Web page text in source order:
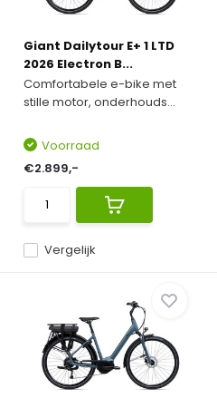
Giant Dailytour E+ 1 LTD
2026 Electron B...
Comfortabele e-bike met
stille motor, onderhouds...
Vergelijk
Voorraad
€2.899,-